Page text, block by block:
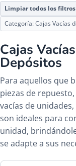
Limpiar todos los filtros
Categoría: Cajas Vacías
Cajas
Depósitos
Para aquellos que
piezas de
vacías de
son ideales para
unidad,
se adapte a sus